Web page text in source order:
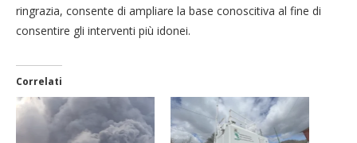
ringrazia, consente di ampliare la base conoscitiva al fine di
consentire gli interventi più idonei.
Correlati